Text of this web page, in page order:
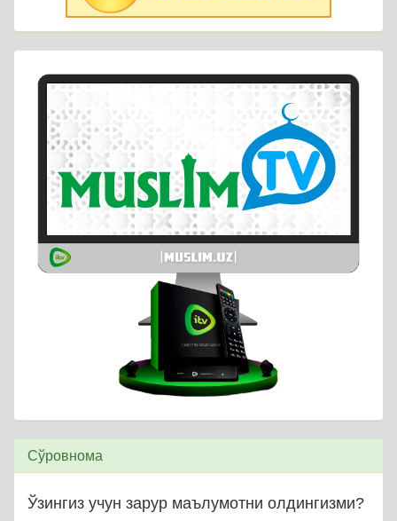
Сўровнома
Ўзингиз учун зарур маълумотни олдингизми?